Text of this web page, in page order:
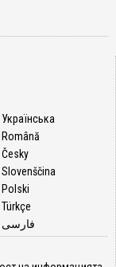
Українська
Română
Česky
Slovenščina
Polski
Türkçe
فارسی